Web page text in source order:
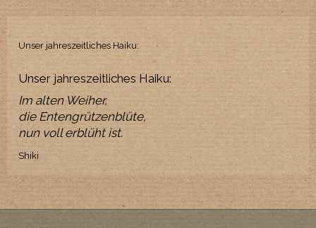
Unser jahreszeitliches Haiku:
Unser jahreszeitliches Haiku:
Im alten Weiher,
die Entengrützenblüte,
nun voll erblüht ist.
Shiki